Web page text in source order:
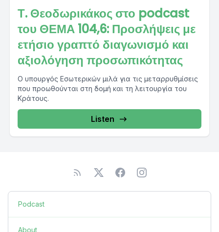
Τ. Θεοδωρικάκος στο podcast
του ΘΕΜΑ 104,6: Προσλήψεις με
ετήσιο γραπτό διαγωνισμό και
αξιολόγηση προσωπικότητας
Ο υπουργός Εσωτερικών μιλά για τις μεταρρυθμίσεις
που προωθούνται στη δομή και τη λειτουργία του
Κράτους.
Listen
Podcast
About